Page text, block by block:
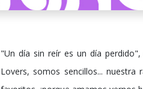
"Un día sin reír es un día
Lovers, somos sencillos...